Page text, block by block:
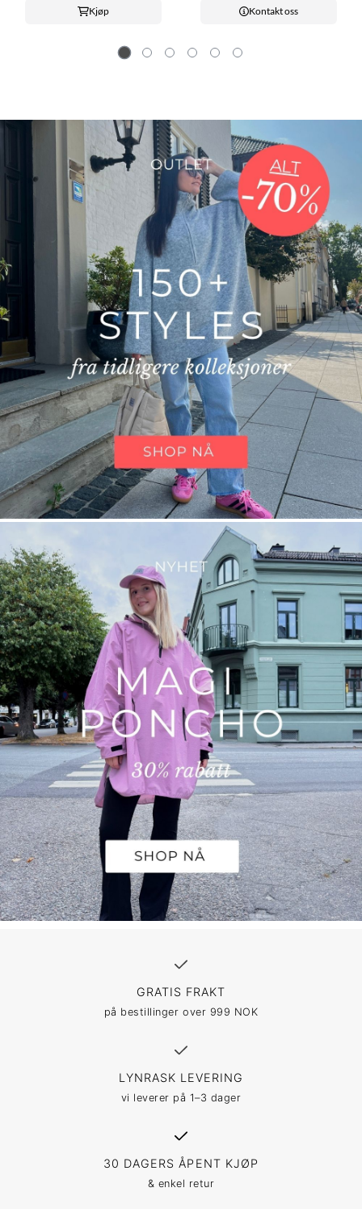
Kjøp Kontakt oss
GRATIS FRAKT
på bestillinger over 999 NOK
LYNRASK LEVERING
vi leverer på 1–3 dager
30 DAGERS ÅPENT KJØP
& enkel retur